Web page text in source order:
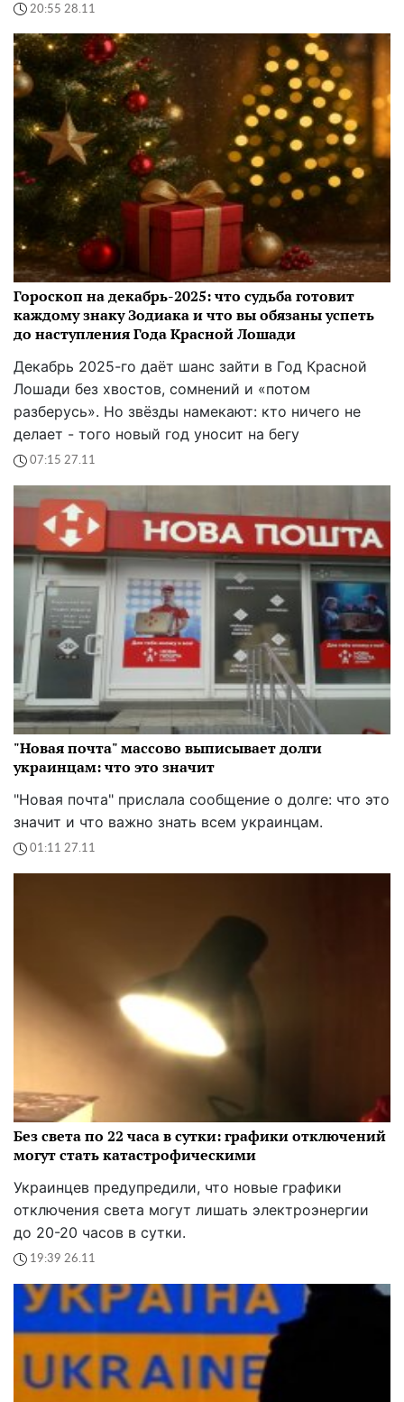
20:55 28.11
Гороскоп на декабрь-2025: что судьба готовит
каждому знаку Зодиака и что вы обязаны успеть
до наступления Года Красной Лошади
Декабрь 2025-го даёт шанс зайти в Год Красной
Лошади без хвостов, сомнений и «потом
разберусь». Но звёзды намекают: кто ничего не
делает - того новый год уносит на бегу
07:15 27.11
"Новая почта" массово выписывает долги
украинцам: что это значит
"Новая почта" прислала сообщение о долге: что это
значит и что важно знать всем украинцам.
01:11 27.11
Без света по 22 часа в сутки: графики отключений
могут стать катастрофическими
Украинцев предупредили, что новые графики
отключения света могут лишать электроэнергии
до 20-20 часов в сутки.
19:39 26.11